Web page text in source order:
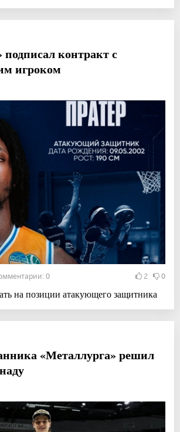
контракт с
игроком
0 2 0
на позиции атакующего защитника
«Металлурга» решил